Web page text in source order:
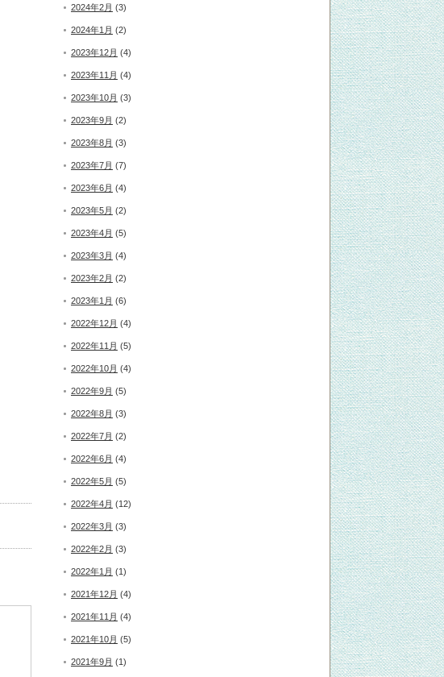
2024年2月 (3)
2024年1月 (2)
2023年12月 (4)
2023年11月 (4)
2023年10月 (3)
2023年9月 (2)
2023年8月 (3)
2023年7月 (7)
2023年6月 (4)
2023年5月 (2)
2023年4月 (5)
2023年3月 (4)
2023年2月 (2)
2023年1月 (6)
2022年12月 (4)
2022年11月 (5)
2022年10月 (4)
2022年9月 (5)
2022年8月 (3)
2022年7月 (2)
2022年6月 (4)
2022年5月 (5)
2022年4月 (12)
2022年3月 (3)
2022年2月 (3)
2022年1月 (1)
2021年12月 (4)
2021年11月 (4)
2021年10月 (5)
2021年9月 (1)